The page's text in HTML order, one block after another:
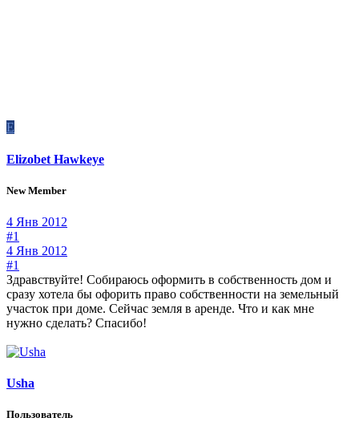
E
Elizobet Hawkeye
New Member
4 Янв 2012
#1
4 Янв 2012
#1
Здравствуйте! Собираюсь оформить в собственность дом и
сразу хотела бы офорить право собственности на земельный
участок при доме. Сейчас земля в аренде. Что и как мне
нужно сделать? Спасибо!
Usha
Пользователь